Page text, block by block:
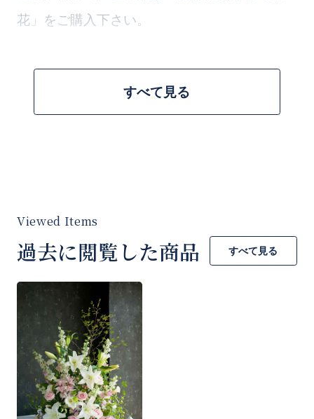
すべて見る
花」をご購入下さい。
お花のプロが一つ一つ丁寧に仕上げさせていた
◆通夜、告別式へご手配は「葬儀用 おまかせ
供花」をご購入下さい。
◆札やカードのの種類やレイアウト、大きさは
商品とバランスが合うもので生花店にお任せ頂
きます。
器の形状等は手配先の生花店にお任せくださ
過去に閲覧した商品 すべて見る